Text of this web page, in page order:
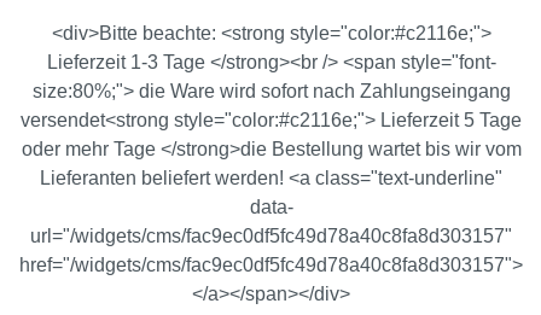
Zum Hauptinhalt springen
<div>Bitte beachte: <strong style="color:#c2116e;">
Lieferzeit 1-3 Tage </strong><br /> <span style="font-
size:80%;"> die Ware wird sofort nach Zahlungseingang
versendet<strong style="color:#c2116e;"> Lieferzeit 5 Tage
oder mehr Tage </strong>die Bestellung wartet bis wir vom
Lieferanten beliefert werden! <a class="text-underline"
data-
url="/widgets/cms/fac9ec0df5fc49d78a40c8fa8d303157"
href="/widgets/cms/fac9ec0df5fc49d78a40c8fa8d303157">
</a></span></div>